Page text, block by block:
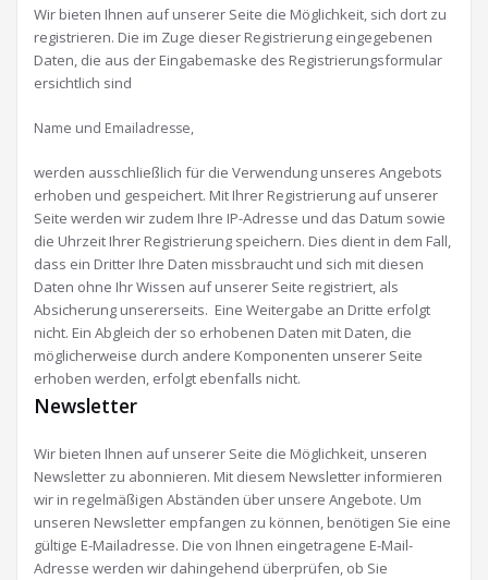
Wir bieten Ihnen auf unserer Seite die Möglichkeit, sich dort zu
registrieren. Die im Zuge dieser Registrierung eingegebenen
Daten, die aus der Eingabemaske des Registrierungsformular
ersichtlich sind
Name und Emailadresse,
werden ausschließlich für die Verwendung unseres Angebots
erhoben und gespeichert. Mit Ihrer Registrierung auf unserer
Seite werden wir zudem Ihre IP-Adresse und das Datum sowie
die Uhrzeit Ihrer Registrierung speichern. Dies dient in dem Fall,
dass ein Dritter Ihre Daten missbraucht und sich mit diesen
Daten ohne Ihr Wissen auf unserer Seite registriert, als
Absicherung unsererseits. Eine Weitergabe an Dritte erfolgt
nicht. Ein Abgleich der so erhobenen Daten mit Daten, die
möglicherweise durch andere Komponenten unserer Seite
erhoben werden, erfolgt ebenfalls nicht.
Newsletter
Wir bieten Ihnen auf unserer Seite die Möglichkeit, unseren
Newsletter zu abonnieren. Mit diesem Newsletter informieren
wir in regelmäßigen Abständen über unsere Angebote. Um
unseren Newsletter empfangen zu können, benötigen Sie eine
gültige E-Mailadresse. Die von Ihnen eingetragene E-Mail-
Adresse werden wir dahingehend überprüfen, ob Sie